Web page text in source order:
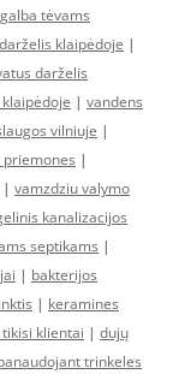
tėvams
darželis klaipėdoje |
darželis
| vandens
vilniuje |
|
| vamzdziu valymo
kanalizacijos
septikams |
| bakterijos
| keramines
tikisi klientai | dujų
trinkeles